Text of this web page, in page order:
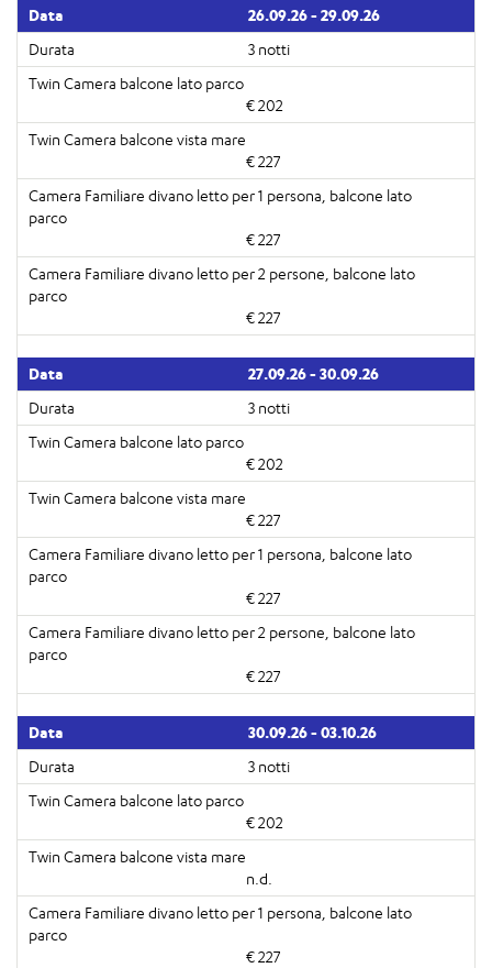
26.09.26 - 29.09.26
3 notti
€ 202
€ 227
€ 227
€ 227
27.09.26 - 30.09.26
3 notti
€ 202
€ 227
€ 227
€ 227
30.09.26 - 03.10.26
3 notti
€ 202
n.d.
€ 227